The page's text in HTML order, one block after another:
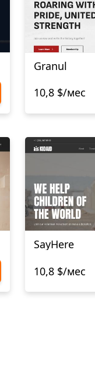
Granul
10,8 $/мес
SayHere
10,8 $/мес